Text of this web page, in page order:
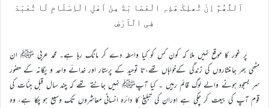
اَللّٰھُمَّ اِنْ تُھلِکْ ھَذِہِ الْعَصَا بَةَ مِنْ اَھْلِ الْاِسْلَامِ لَا تُعْبَدَ
فِی الْاَرْضِ
پر غور کا موقع نہیں ملا کہ کون کس کو کیا واسطہ دے کر مانگ رہا ہے۔ محمد عربی ﷺ ان
مٹھی بھر جاںنثاروں کی زندگی کےخواہاں تھے،تا توحید کے پرستار اور خدائے واحد و یگانہ کے حضور
سر بسجود ہونے والے لوگ قائم رہیں ۔ کیا آپﷺ نہیں جانتے تھے کہ چند سال قبل جِنّات کی
قوم آپ کی بیعت کر چکی ہے اوران کی تبلیغ کا دائرہ انسانی معاشروں تک وسیع ہو چکا ہے، وہ